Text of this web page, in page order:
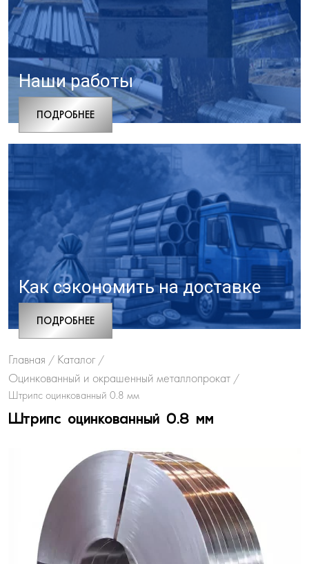
Наши работы
ПОДРОБНЕЕ
Как сэкономить на доставке
ПОДРОБНЕЕ
Главная / Каталог /
Оцинкованный и окрашенный металлопрокат /
Штрипс оцинкованный 0.8 мм
Штрипс оцинкованный 0.8 мм